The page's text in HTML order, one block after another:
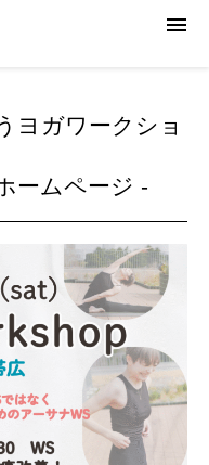

ヨガワークショ
ームページ -